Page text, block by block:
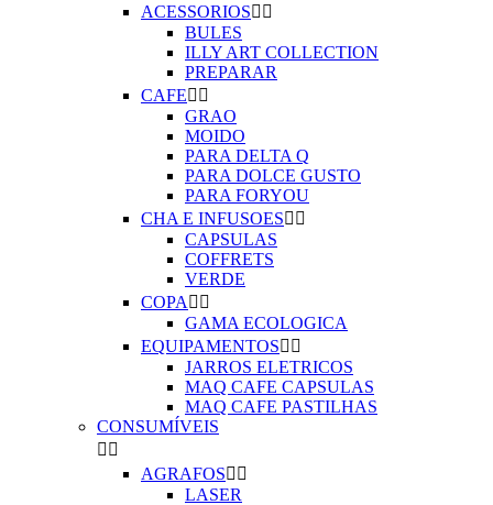
ACESSORIOS 
BULES
ILLY ART COLLECTION
PREPARAR
CAFE 
GRAO
MOIDO
PARA DELTA Q
PARA DOLCE GUSTO
PARA FORYOU
CHA E INFUSOES 
CAPSULAS
COFFRETS
VERDE
COPA  
GAMA ECOLOGICA
EQUIPAMENTOS 
JARROS ELETRICOS
MAQ CAFE CAPSULAS
MAQ CAFE PASTILHAS
CONSUMÍVEIS
 
AGRAFOS 
LASER